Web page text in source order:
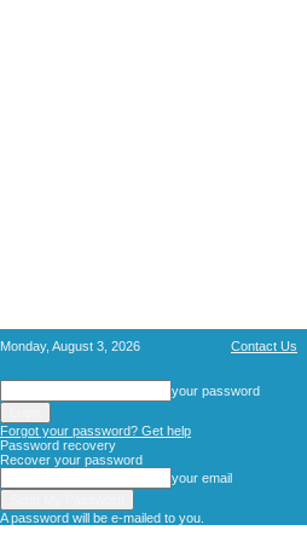
Monday, August 3, 2026 Contact Us
your password
Forgot your password? Get help
Password recovery
Recover your password
your email
A password will be e-mailed to you.